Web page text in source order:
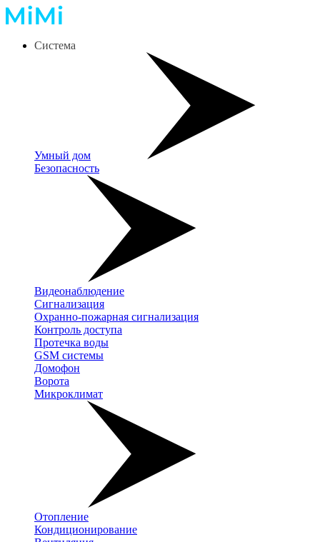
Система
Умный дом
Безопасность
Видеонаблюдение
Сигнализация
Охранно-пожарная сигнализация
Контроль доступа
Протечка воды
GSM системы
Домофон
Ворота
Микроклимат
Отопление
Кондиционирование